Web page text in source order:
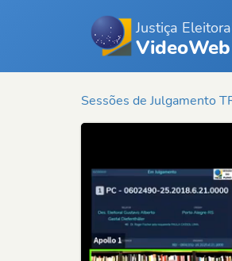
Justiça
VideoWeb
Sessões de Julgamento